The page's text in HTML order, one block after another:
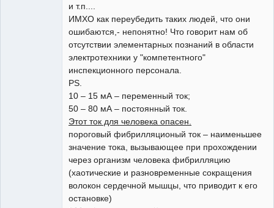
и т.п....
ИМХО как переубедить таких людей, что они
ошибаются,- непонятно! Что говорит нам об
отсутствии элементарных познаний в области
электротехники у "компетентного"
инспекционного персонала.
PS.
10 – 15 мА – переменный ток;
50 – 80 мА – постоянный ток.
Этот ток для человека опасен.
пороговый фибрилляционый ток – наименьшее
значение тока, вызывающее при прохождении
через организм человека фибрилляцию
(хаотические и разновременные сокращения
волокон сердечной мышцы, что приводит к его
остановке)